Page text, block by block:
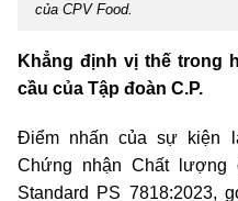
của CPV Food.
Khẳng định vị thế trong
cầu của Tập đoàn C.P.
Điểm nhấn của sự kiện
Chứng nhận Chất lượng
Standard PS 7818:2023,